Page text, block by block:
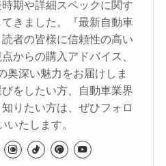
期や詳細スペックに関す
きました。『最新自動車
者の皆様に信頼性の高い
からの購入アドバイス、
奥深い魅力をお届けしま
をしたい方、自動車業界
りたい方は、ぜひフォロ
いたします。